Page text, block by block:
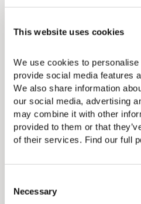
This website uses cookies
We use cookies to
provide social media features
We also share information
our social media, advertising
may combine it with other
provided to them or that
of their services. Find our full
Necessary
Kostenloses W-
Zentrale
49-Zoll-
Minibar (gegen
Haartrockner
Elektronischer